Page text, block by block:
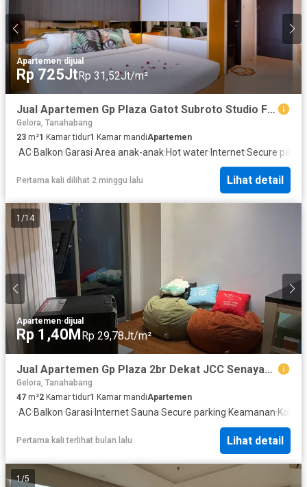
Apartemen·dijual
Rp 725JtRp 31,52Jt/m²
Jual Apartemen Gp Plaza Gatot Subroto Studio Furnish Near Rasuna Said
Gelora, Tanahabang
23 m²1 Kamar tidur1 Kamar mandiApartemen
·AC·Balkon·Garasi·Area anak-anak·Hot water· Internet·Secure
Pertama kali dilihat 2 minggu lalu Lihat detail
1 /14
Apartemen·dijual
Rp 1,40M Rp 29,78Jt/m²
Jual Apartemen Gp Plaza 2br Dekat JCC Senayan Jakarta Convetion Center
Gelora, Tanahabang
47 m²2 Kamar tidur1 Kamar mandiApartemen
·AC·Balkon·Garasi· Internet·Sauna·Secure parking·Keamanan·
Pertama kali terlihat bulan lalu Lihat detail
1/5